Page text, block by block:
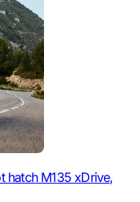
hatch M135 xDrive,